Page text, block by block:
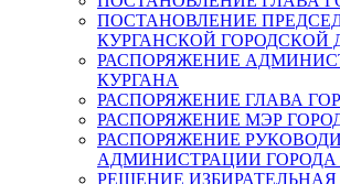
ПОСТАНОВЛЕНИЕ
КУРГАНСКОЙ ГОРОДСКОЙ
РАСПОРЯЖЕНИЕ
КУРГАНА
РАСПОРЯЖЕНИЕ ГЛАВА
РАСПОРЯЖЕНИЕ МЭР
РАСПОРЯЖЕНИЕ
АДМИНИСТРАЦИИ ГОРОДА
РЕШЕНИЕ